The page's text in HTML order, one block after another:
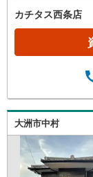
カチタス西条店
大洲市中村